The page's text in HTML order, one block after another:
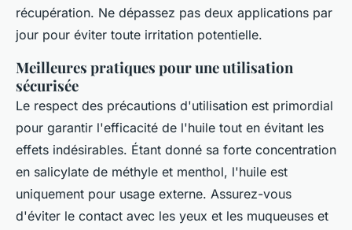
récupération. Ne dépassez pas deux applications par
jour pour éviter toute irritation potentielle.
Meilleures pratiques pour une utilisation
sécurisée
Le respect des précautions d'utilisation est primordial
pour garantir l'efficacité de l'huile tout en évitant les
effets indésirables. Étant donné sa forte concentration
en salicylate de méthyle et menthol, l'huile est
uniquement pour usage externe. Assurez-vous
d'éviter le contact avec les yeux et les muqueuses et